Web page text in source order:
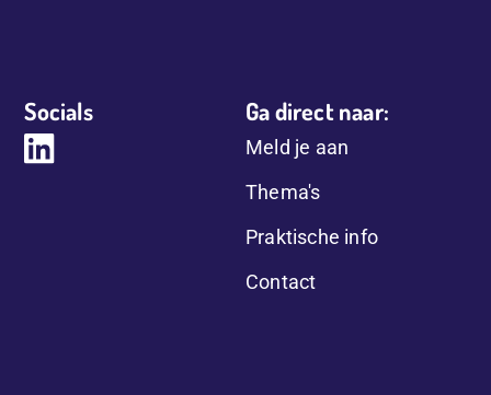
Ga direct naar:
Meld je aan
Thema's
Praktische info
Contact
Socials